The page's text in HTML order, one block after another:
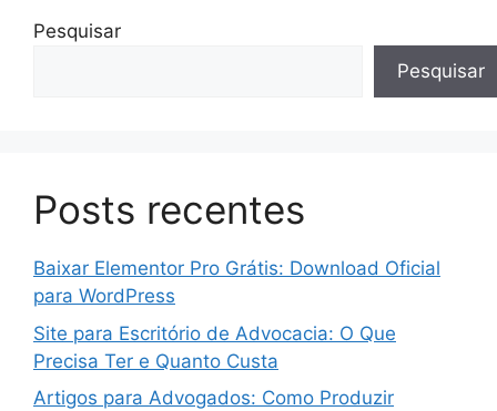
Pesquisar
Pesquisar
Posts recentes
Baixar Elementor Pro Grátis: Download Oficial
para WordPress
Site para Escritório de Advocacia: O Que
Precisa Ter e Quanto Custa
Artigos para Advogados: Como Produzir